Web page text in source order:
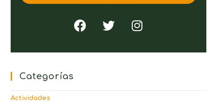
Categorías
Actividades